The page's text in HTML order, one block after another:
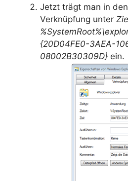
Jetzt trägt man in
Verknüpfung unter
{20D04FE0-3AEA-
08002B30309D} ein.